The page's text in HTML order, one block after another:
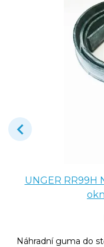
UNGER
Náhradní guma do